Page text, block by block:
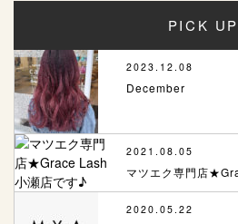
PICK UP
2023.12.08
December
2021.08.05
マツエク専門店
2020.05.22